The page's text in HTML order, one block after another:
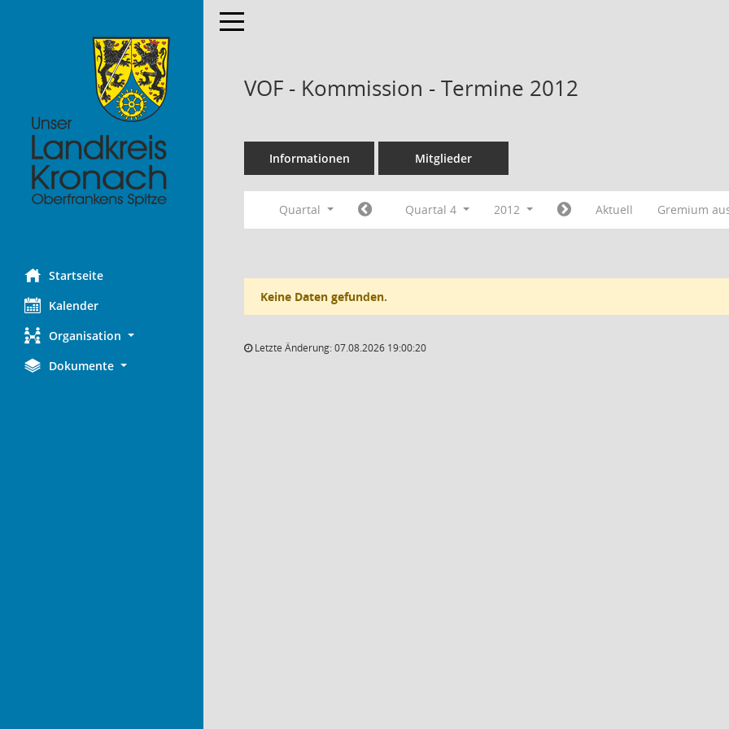
Startseite
Kalender
Organisation
Dokumente
Toggle navigation
VOF - Kommission - Termine 2012
Informationen Mitglieder
Quartal Quartal 4 2012 Aktuell Gremium
Keine Daten gefunden.
Letzte Änderung: 07.08.2026 19:00:20